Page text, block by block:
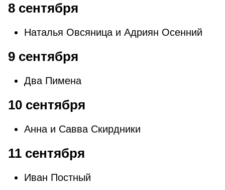
8 сентября
Наталья Овсяница и Адриян Осенний
9 сентября
Два Пимена
10 сентября
Анна и Савва Скирдники
11 сентября
Иван Постный